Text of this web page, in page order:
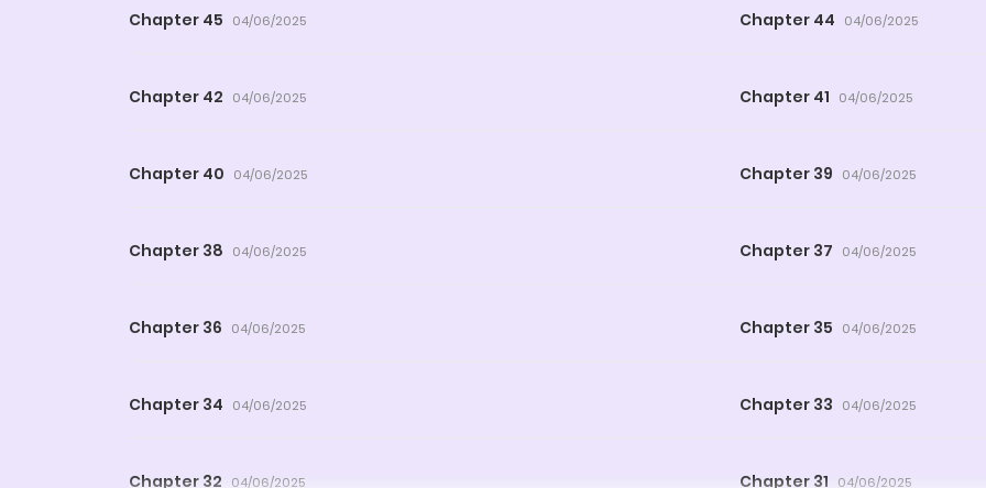
Chapter 45 04/06/2025 Chapter 44 04/06/2025
Chapter 42 04/06/2025 Chapter 41 04/06/2025
Chapter 40 04/06/2025 Chapter 39 04/06/2025
Chapter 38 04/06/2025 Chapter 37 04/06/2025
Chapter 36 04/06/2025 Chapter 35 04/06/2025
Chapter 34 04/06/2025 Chapter 33 04/06/2025
Chapter 32 04/06/2025 Chapter 31 04/06/2025